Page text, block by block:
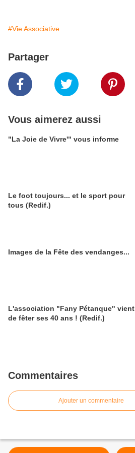
#Vie Associative
Partager
Vous aimerez aussi
"La Joie de Vivre'" vous informe
Le foot toujours... et le sport pour
tous (Redif.)
Images de la Fête des vendanges...
L'association "Fany Pétanque" vient
de fêter ses 40 ans ! (Redif.)
Commentaires
Ajouter un commentaire